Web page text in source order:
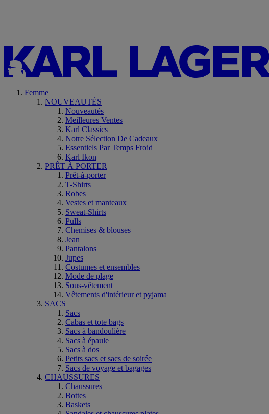
Femme
NOUVEAUTÉS
Nouveautés
Meilleures Ventes
Karl Classics
Notre Sélection De Cadeaux
Essentiels Par Temps Froid
Karl Ikon
PRÊT À PORTER
Prêt-à-porter
T-Shirts
Robes
Vestes et manteaux
Sweat-Shirts
Pulls
Chemises & blouses
Jean
Pantalons
Jupes
Costumes et ensembles
Mode de plage
Sous-vêtement
Vêtements d'intérieur et pyjama
SACS
Sacs
Cabas et tote bags
Sacs à bandoulière
Sacs à épaule
Sacs à dos
Petits sacs et sacs de soirée
Sacs de voyage et bagages
CHAUSSURES
Chaussures
Bottes
Baskets